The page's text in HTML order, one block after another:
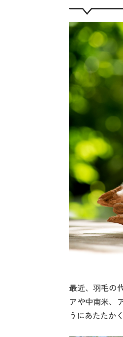
最近、羽毛の
アや中南米、
うにあたたか